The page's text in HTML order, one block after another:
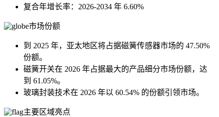
复合年增长率：2026-2034 年 6.60%
市场份额
到 2025 年，亚太地区将占据磁簧传感器市场的 47.50%
份额。
磁簧开关在 2026 年占据最大的产品细分市场份额，达
到 61.05%。
玻璃封装技术在 2026 年以 60.54% 的份额引领市场。
主要区域亮点